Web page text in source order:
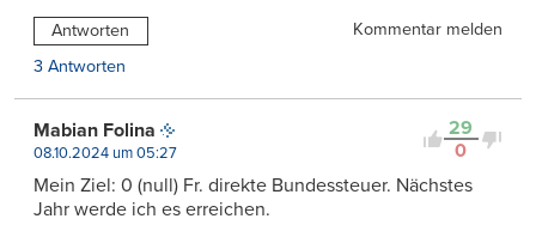
Antworten
Kommentar melden
3 Antworten
29
0
Mabian Folina
08.10.2024 um 05:27
Mein Ziel: 0 (null) Fr. direkte Bundessteuer. Nächstes
Jahr werde ich es erreichen.